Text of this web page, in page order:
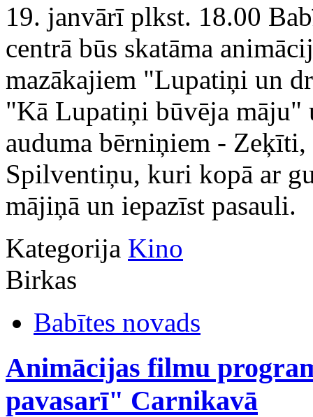
19. janvārī plkst. 18.00
centrā būs skatāma
mazākajiem "Lupatiņi un
"Kā Lupatiņi būvēja māju"
auduma bērniņiem -
Spilventiņu, kuri kopā ar
mājiņā un iepazīst pasauli.
Kategorija Kino
Birkas
Babītes novads
Animācijas filmu
pavasarī" Carnikavā